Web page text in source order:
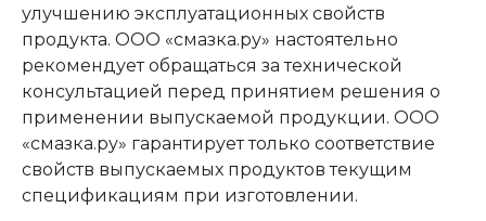
улучшению эксплуатационных свойств
продукта. ООО «смазка.ру» настоятельно
рекомендует обращаться за технической
консультацией перед принятием решения о
применении выпускаемой продукции. ООО
«смазка.ру» гарантирует только соответствие
свойств выпускаемых продуктов текущим
спецификациям при изготовлении.